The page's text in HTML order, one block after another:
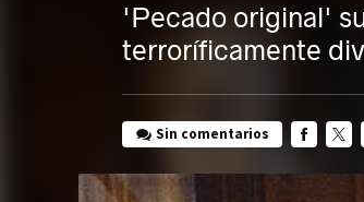
'Pecado original'
terroríficamente
Sin comentarios